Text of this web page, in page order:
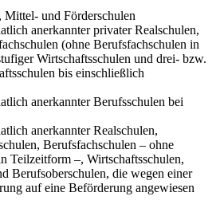
und Förderschulen
anerkannter privater Realschulen,
(ohne Berufsfachschulen in
Wirtschaftsschulen und drei- bzw.
bis einschließlich
anerkannter Berufsschulen bei
anerkannter Realschulen,
Berufsfachschulen – ohne
Teilzeitform –, Wirtschaftsschulen,
Berufsoberschulen, die wegen einer
auf eine Beförderung angewiesen